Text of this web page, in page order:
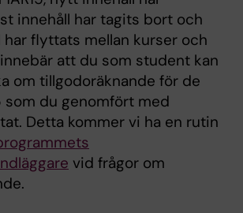
innehåll har tagits bort och
har flyttats mellan kurser och
att du som student kan
om tillgodoräknande för de
som du genomfört med
Detta kommer vi ha en rutin
vid frågor om